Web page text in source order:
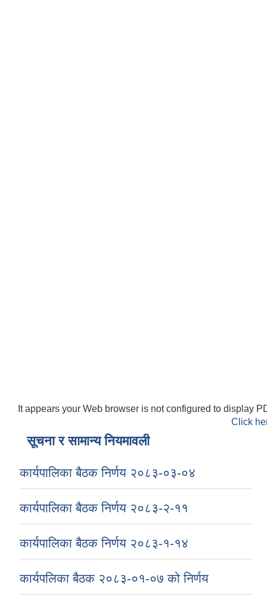
It appears your Web browser is not configured to display
Click
सूचना र सामान्य नियमावली
कार्यपालिका बैठक निर्णय २०८३-०३-०४
कार्यपालिका बैठक निर्णय २०८३-२-११
कार्यपालिका बैठक निर्णय २०८३-१-१४
कार्यपलिका बैठक २०८३-०१-०७ को निर्णय